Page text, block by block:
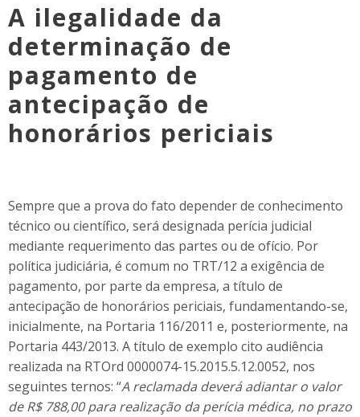
A ilegalidade da
determinação de
pagamento de
antecipação de
honorários periciais
Sempre que a prova do fato depender de conhecimento
técnico ou científico, será designada perícia judicial
mediante requerimento das partes ou de ofício. Por
política judiciária, é comum no TRT/12 a exigência de
pagamento, por parte da empresa, a título de
antecipação de honorários periciais, fundamentando-se,
inicialmente, na Portaria 116/2011 e, posteriormente, na
Portaria 443/2013. A título de exemplo cito audiência
realizada na RTOrd 0000074-15.2015.5.12.0052, nos
seguintes ternos: “A reclamada deverá adiantar o valor
de R$ 788,00 para realização da perícia médica, no prazo